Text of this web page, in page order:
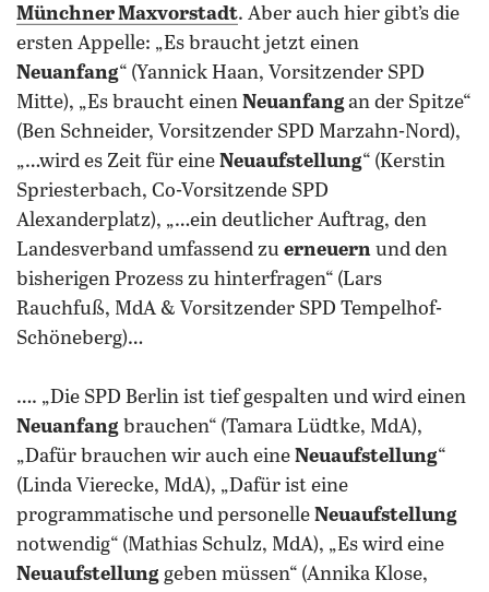
Münchner Maxvorstadt. Aber auch hier gibt’s die
ersten Appelle: „Es braucht jetzt einen
Neuanfang“ (Yannick Haan, Vorsitzender SPD
Mitte), „Es braucht einen Neuanfangan der Spitze“
(Ben Schneider, Vorsitzender SPD Marzahn-Nord),
„…wird es Zeit für eine Neuaufstellung“ (Kerstin
Spriesterbach, Co-Vorsitzende SPD
Alexanderplatz), „…ein deutlicher Auftrag, den
Landesverband umfassend zu erneuern und den
bisherigen Prozess zu hinterfragen“ (Lars
Rauchfuß, MdA & Vorsitzender SPD Tempelhof-
Schöneberg)…
…. „Die SPD Berlin ist tief gespalten und wird einen
Neuanfang brauchen“ (Tamara Lüdtke, MdA),
„Dafür brauchen wir auch eine Neuaufstellung“
(Linda Vierecke, MdA), „Dafür ist eine
programmatische und personelle Neuaufstellung
notwendig“ (Mathias Schulz, MdA), „Es wird eine
Neuaufstellung geben müssen“ (Annika Klose,